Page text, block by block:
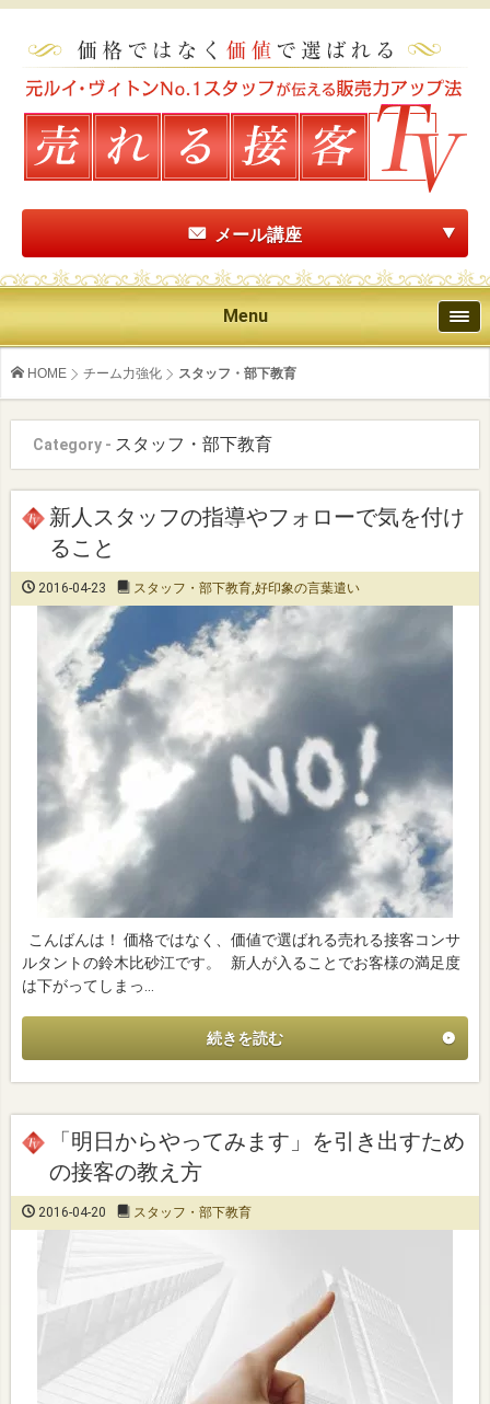
メール講座
Menu
HOME チーム力強化 スタッフ・部下教育
Category - スタッフ・部下教育
新人スタッフの指導やフォローで気を付け
ること
2016-04-23 スタッフ・部下教育,好印象の言葉遣い
こんばんは！ 価格ではなく、価値で選ばれる売れる接客コンサ
ルタントの鈴木比砂江です。 新人が入ることでお客様の満足度
は下がってしまっ…
続きを読む
「明日からやってみます」を引き出すため
の接客の教え方
2016-04-20 スタッフ・部下教育